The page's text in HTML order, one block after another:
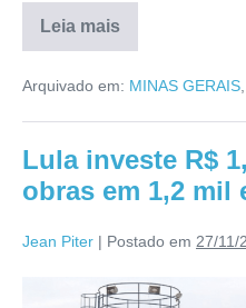
Leia mais
Arquivado em: MINAS GERAIS
Lula investe R$
obras em 1,2 mil
Jean Piter | Postado em 27/11/